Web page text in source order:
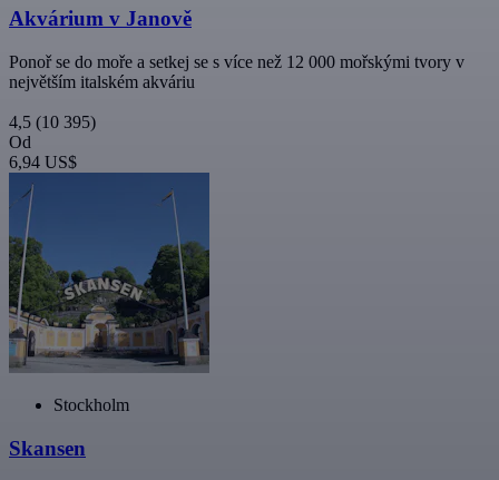
Akvárium v Janově
Ponoř se do moře a setkej se s více než 12 000 mořskými tvory v
největším italském akváriu
4,5 (10 395)
Od
6,94 US$
Stockholm
Skansen